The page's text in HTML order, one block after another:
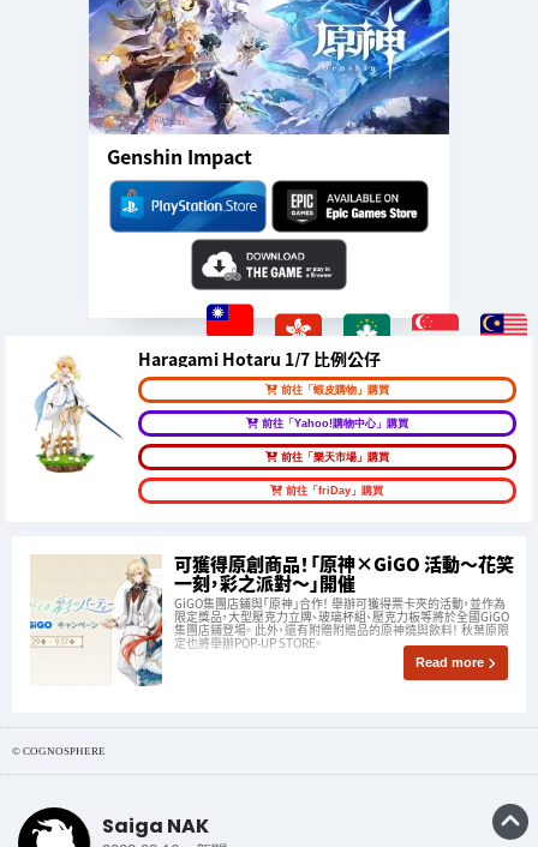
Genshin Impact
Haragami Hotaru 1/7 比例公仔
前往「蝦皮購物」購買
前往「Yahoo!購物中心」購買
前往「樂天市場」購買
前往「friDay」購買
可獲得原創商品！「原神×GiGO 活動～花笑
一刻，彩之派對～」開催
GiGO集團店鋪與「原神」合作！ 舉辦可獲得票卡夾的活動，並作為
限定獎品，大型壓克力立牌、玻璃杯組、壓克力板等將於全國GiGO
集團店鋪登場。 此外，還有附贈附贈品的原神燒與飲料！ 秋葉原限
定也將舉辦POP-UP STORE。
Read more
© COGNOSPHERE
Saiga NAK